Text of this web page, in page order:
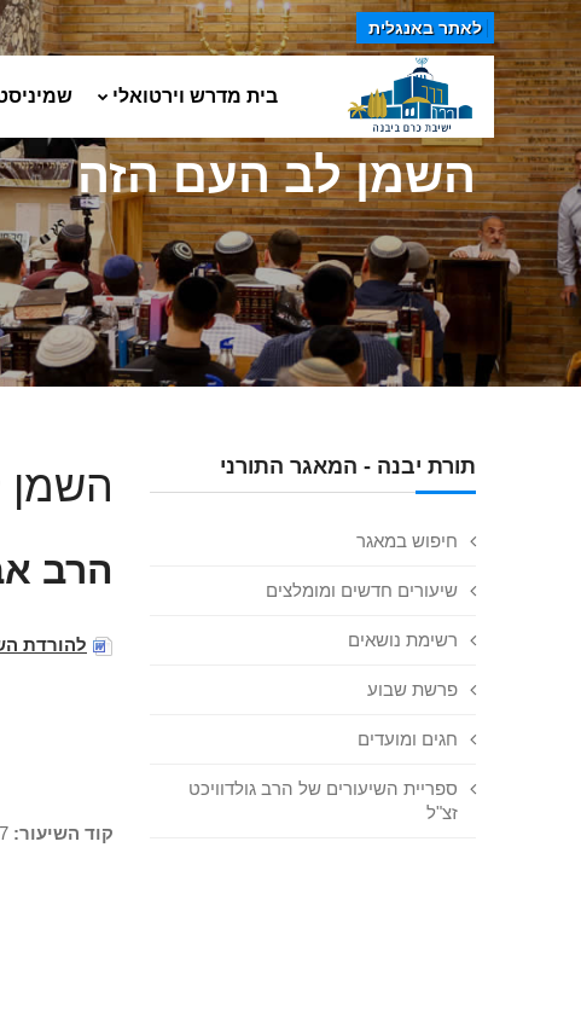
לאתר באנגלית
בית מדרש וירטואלי
השמן לב העם הזה
תורת יבנה - המאגר התורני
חיפוש במאגר
שיעורים חדשים ומומלצים
רשימת נושאים
פרשת שבוע
חגים ומועדים
ספריית השיעורים של הרב גולדוויכט
זצ"ל
השמן
הרב
להורדת
קוד השיעור: